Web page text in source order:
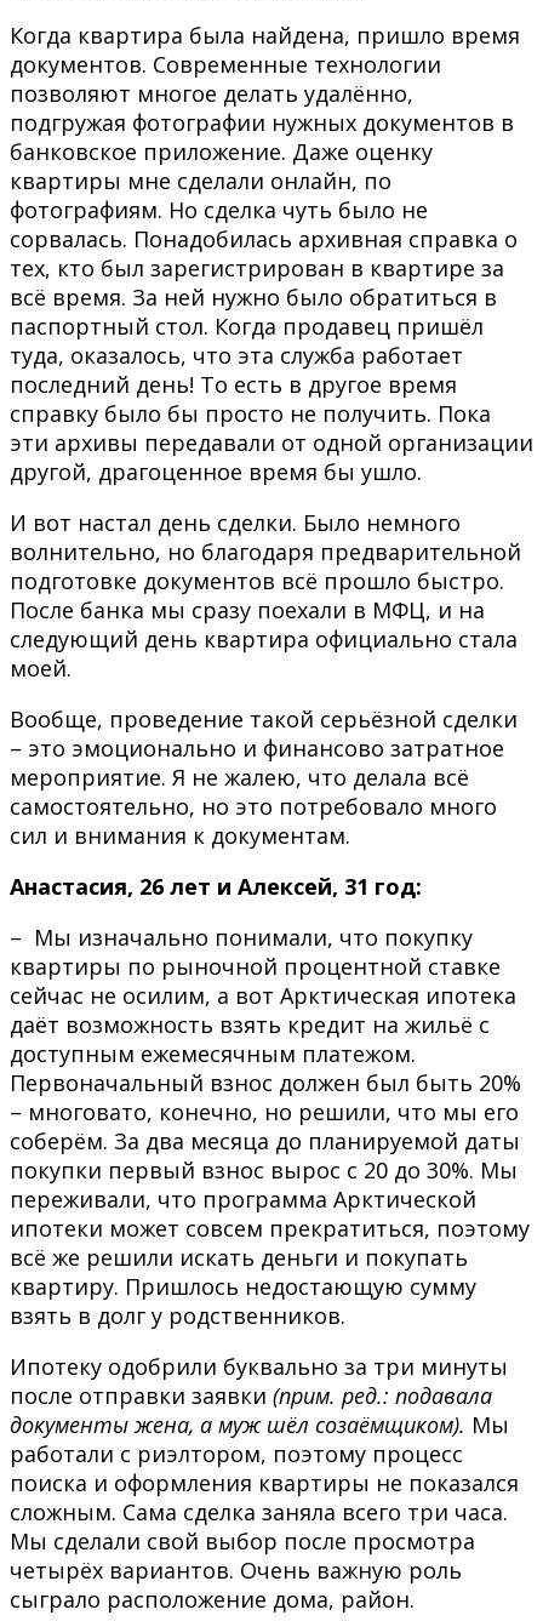
Когда квартира была найдена, пришло время
документов. Современные технологии
позволяют многое делать удалённо,
подгружая фотографии нужных документов в
банковское приложение. Даже оценку
квартиры мне сделали онлайн, по
фотографиям. Но сделка чуть было не
сорвалась. Понадобилась архивная справка о
тех, кто был зарегистрирован в квартире за
всё время. За ней нужно было обратиться в
паспортный стол. Когда продавец пришёл
туда, оказалось, что эта служба работает
последний день! То есть в другое время
справку было бы просто не получить. Пока
эти архивы передавали от одной организации
другой, драгоценное время бы ушло.
И вот настал день сделки. Было немного
волнительно, но благодаря предварительной
подготовке документов всё прошло быстро.
После банка мы сразу поехали в МФЦ, и на
следующий день квартира официально стала
моей.
Вообще, проведение такой серьёзной сделки
– это эмоционально и финансово затратное
мероприятие. Я не жалею, что делала всё
самостоятельно, но это потребовало много
сил и внимания к документам.
Анастасия, 26 лет и Алексей, 31 год:
– Мы изначально понимали, что покупку
квартиры по рыночной процентной ставке
сейчас не осилим, а вот Арктическая ипотека
даёт возможность взять кредит на жильё с
доступным ежемесячным платежом.
Первоначальный взнос должен был быть 20%
– многовато, конечно, но решили, что мы его
соберём. За два месяца до планируемой даты
покупки первый взнос вырос с 20 до 30%. Мы
переживали, что программа Арктической
ипотеки может совсем прекратиться, поэтому
всё же решили искать деньги и покупать
квартиру. Пришлось недостающую сумму
взять в долг у родственников.
Ипотеку одобрили буквально за три минуты
после отправки заявки (прим. ред.: подавала
документы жена, а муж шёл созаёмщиком). Мы
работали с риэлтором, поэтому процесс
поиска и оформления квартиры не показался
сложным. Сама сделка заняла всего три часа.
Мы сделали свой выбор после просмотра
четырёх вариантов. Очень важную роль
сыграло расположение дома, район.